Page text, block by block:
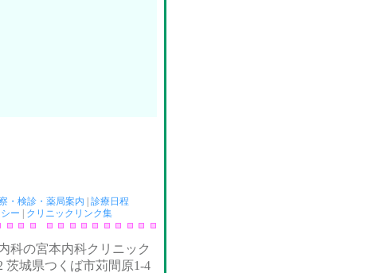
・検診・薬局案内
診療日程
ー クリニックリンク集
科の宮本内科クリニック
茨城県つくば市苅間原1-4